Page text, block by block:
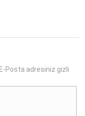
Posta adresiniz gizli